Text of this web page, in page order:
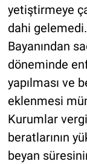
yetiştirmeye
dahi
Bayanından
döneminde
yapılması ve
eklenmesi
Kurumlar
beratlarının
beyan